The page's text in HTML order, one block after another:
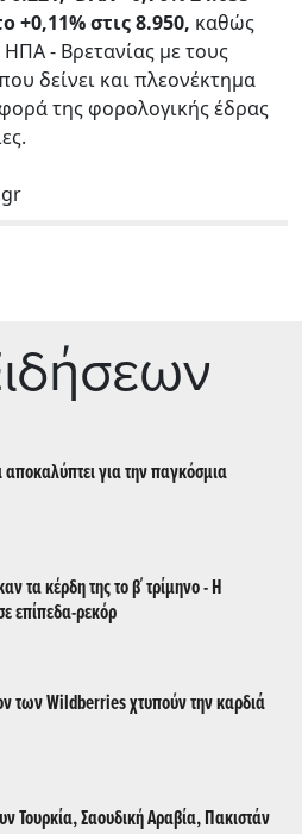
+0,11% στις 8.950, καθώς
- Βρετανίας με τους
δείνει και πλεονέκτημα
της φορολογικής έδρας
για την παγκόσμια
τα κέρδη της το β΄ τρίμηνο - Η
επίπεδα-ρεκόρ
των Wildberries χτυπούν την καρδιά
Τουρκία, Σαουδική Αραβία, Πακιστάν